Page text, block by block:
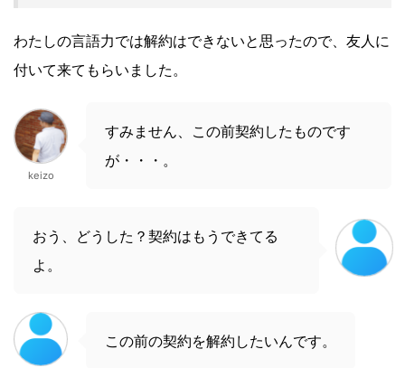
わたしの言語力では解約はできないと思ったので、友人に
付いて来てもらいました。
keizo
すみません、この前契約したものです
が・・・。
おう、どうした？契約はもうできてる
よ。
この前の契約を解約したいんです。